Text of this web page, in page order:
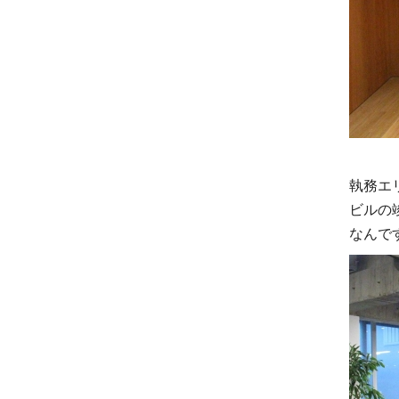
執務エ
ビルの
なんで